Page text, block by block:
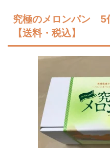
究極のメロンパン 5
【送料・税込】